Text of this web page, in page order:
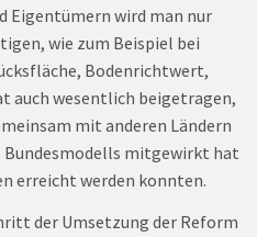
Eigentümern wird man nur
wie zum Beispiel bei
Bodenrichtwert,
auch wesentlich beigetragen,
mit anderen Ländern
Bundesmodells mitgewirkt hat
erreicht werden konnten.
der Umsetzung der Reform